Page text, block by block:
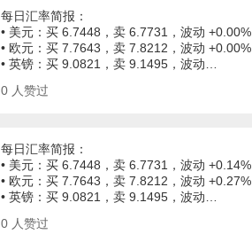
每日汇率简报：
• 美元：买 6.7448，卖 6.7731，波动 +0.00%
• 欧元：买 7.7643，卖 7.8212，波动 +0.00%
• 英镑：买 9.0821，卖 9.1495，波动…
0 人赞过
每日汇率简报：
• 美元：买 6.7448，卖 6.7731，波动 +0.14%
• 欧元：买 7.7643，卖 7.8212，波动 +0.27%
• 英镑：买 9.0821，卖 9.1495，波动…
0 人赞过